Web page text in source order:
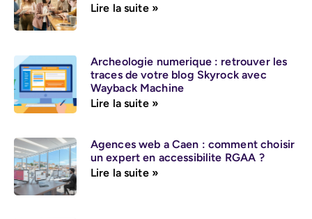
Lire la suite »
Archeologie numerique : retrouver les
traces de votre blog Skyrock avec
Wayback Machine
Lire la suite »
Agences web a Caen : comment choisir
un expert en accessibilite RGAA ?
Lire la suite »